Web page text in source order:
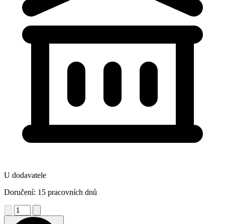
U dodavatele
Doručení: 15 pracovních dnů